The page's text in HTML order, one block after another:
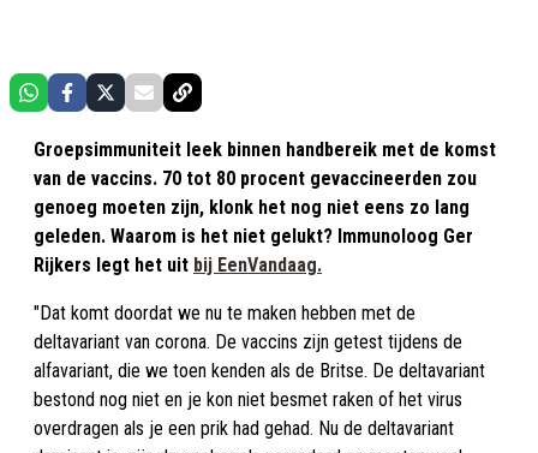
Groepsimmuniteit leek binnen handbereik met de komst
van de vaccins. 70 tot 80 procent gevaccineerden zou
genoeg moeten zijn, klonk het nog niet eens zo lang
geleden. Waarom is het niet gelukt? Immunoloog Ger
Rijkers legt het uit bij EenVandaag.
"Dat komt doordat we nu te maken hebben met de
deltavariant van corona. De vaccins zijn getest tijdens de
alfavariant, die we toen kenden als de Britse. De deltavariant
bestond nog niet en je kon niet besmet raken of het virus
overdragen als je een prik had gehad. Nu de deltavariant